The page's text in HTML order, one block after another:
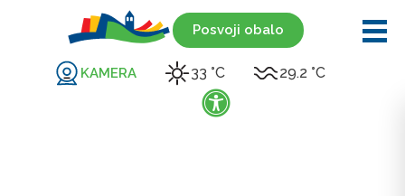
Posvoji obalo
KAMERA 33 °C 29.2 °C